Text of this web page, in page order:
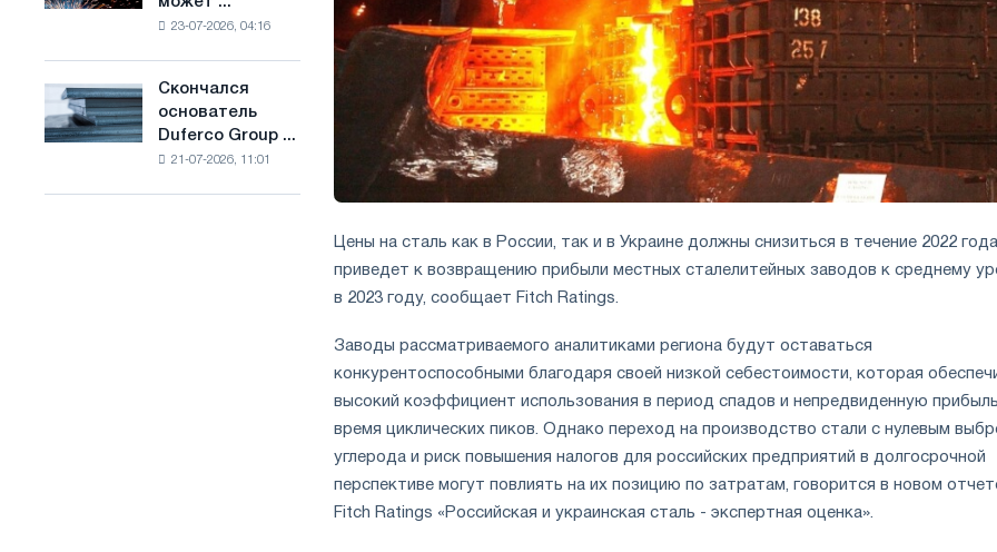
на
импорт
Саудовской
23-07-2026, 04:16
Скончался
основатель
Duferco
Скончался
основатель
Duferco Group ...
21-07-2026, 11:01
Цены на сталь как в России, так и в Украине должны снизиться в течение 2022
приведет к возвращению прибыли местных сталелитейных заводов к среднему
в 2023 году, сообщает Fitch Ratings.
Заводы рассматриваемого аналитиками региона будут оставаться
конкурентоспособными благодаря своей низкой себестоимости, которая
высокий коэффициент использования в период спадов и непредвиденную
время циклических пиков. Однако переход на производство стали с нулевым
углерода и риск повышения налогов для российских предприятий в долгосрочной
перспективе могут повлиять на их позицию по затратам, говорится в новом
Fitch Ratings «Российская и украинская сталь - экспертная оценка».